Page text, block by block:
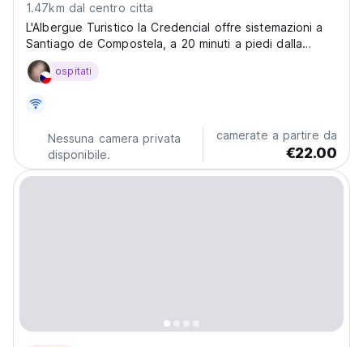
1.47km dal centro citta
L'Albergue Turistico la Credencial offre sistemazioni a
Santiago de Compostela, a 20 minuti a piedi dalla
Cattedrale. Le camere sono dotate di letti a castello e i
bagni in comune sono dotati di docce.
ospitati
Nessuna camera privata
disponibile.
camerate a partire da
€22.00